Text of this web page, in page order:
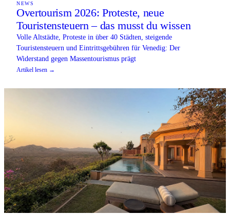
NEWS
Overtourism 2026: Proteste, neue
Touristensteuern – das musst du wissen
Volle Altstädte, Proteste in über 40 Städten, steigende
Touristensteuern und Eintrittsgebühren für Venedig: Der
Widerstand gegen Massentourismus prägt
Artikel lesen →